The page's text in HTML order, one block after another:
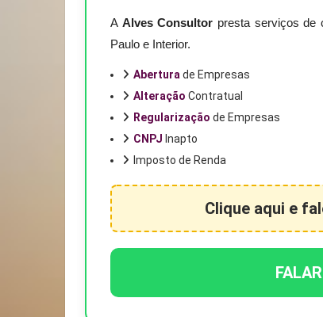
A Alves Consultor presta serviços de
Paulo e Interior.
Abertura de Empresas
Alteração Contratual
Regularização de Empresas
CNPJ Inapto
Imposto de Renda
Clique aqui e